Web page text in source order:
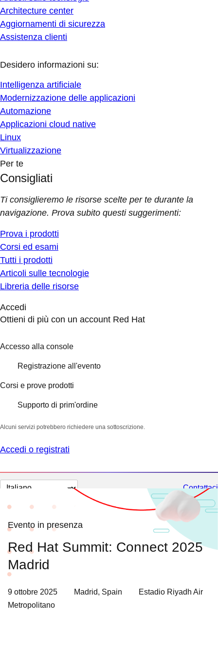
Architecture center
Aggiornamenti di sicurezza
Assistenza clienti
Desidero informazioni su:
Intelligenza artificiale
Modernizzazione delle applicazioni
Automazione
Applicazioni cloud native
Linux
Virtualizzazione
Per te
Consigliati
Ti consiglieremo le risorse scelte per te durante la
navigazione. Prova subito questi suggerimenti:
Prova i prodotti
Corsi ed esami
Tutti i prodotti
Articoli sulle tecnologie
Libreria delle risorse
Accedi
Ottieni di più con un account Red Hat
Accesso alla console
Registrazione all'evento
Corsi e prove prodotti
Supporto di prim'ordine
Alcuni servizi potrebbero richiedere una sottoscrizione.
Accedi o registrati
Cambia
Contattaci
Evento in presenza
Red Hat Summit: Connect 2025
Madrid
9 ottobre 2025 Madrid, Spain
Estadio Riyadh Air
Metropolitano